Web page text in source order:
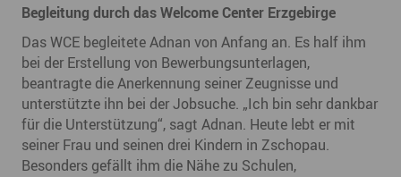
Begleitung durch das Welcome Center Erzgebirge
Das WCE begleitete Adnan von Anfang an. Es half ihm
bei der Erstellung von Bewerbungsunterlagen,
beantragte die Anerkennung seiner Zeugnisse und
unterstützte ihn bei der Jobsuche. „Ich bin sehr dankbar
für die Unterstützung“, sagt Adnan. Heute lebt er mit
seiner Frau und seinen drei Kindern in Zschopau.
Besonders gefällt ihm die Nähe zu Schulen,